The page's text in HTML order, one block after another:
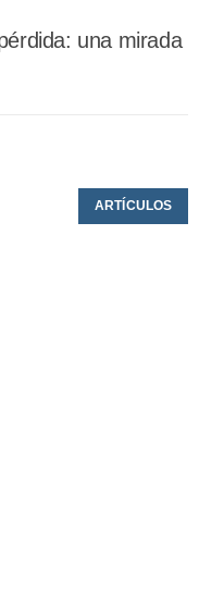
una mirada
ARTÍCULOS